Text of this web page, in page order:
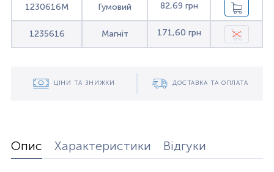
1230616M Гумовий 82,69 грн
1235616 Магніт 171,60 грн
ЦІНИ ТА ЗНИЖКИ ДОСТАВКА ТА ОПЛАТА
Опис Характеристики Відгуки